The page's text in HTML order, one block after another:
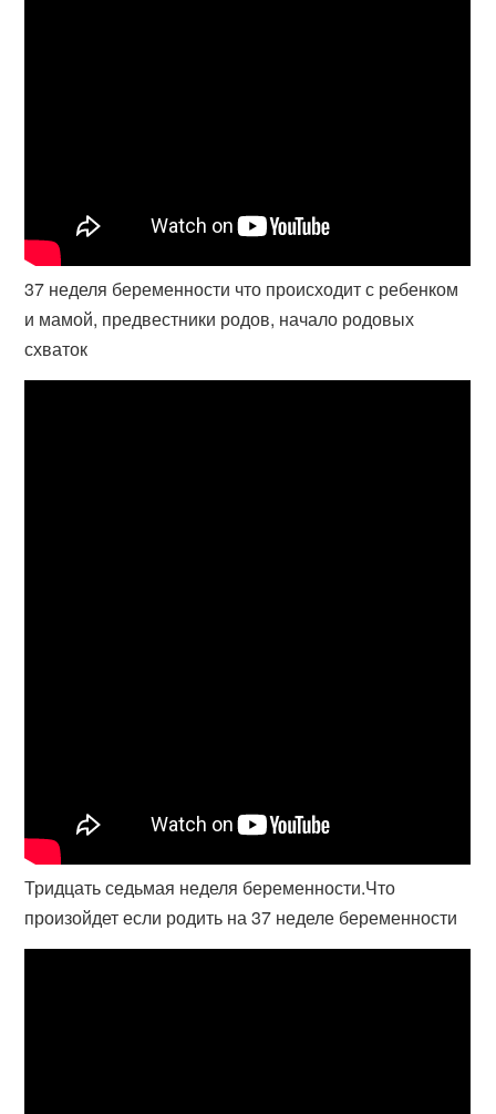
37 неделя беременности что происходит с ребенком
и мамой, предвестники родов, начало родовых
схваток
Тридцать седьмая неделя беременности.Что
произойдет если родить на 37 неделе беременности